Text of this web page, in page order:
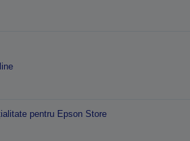
pentru Epson Store